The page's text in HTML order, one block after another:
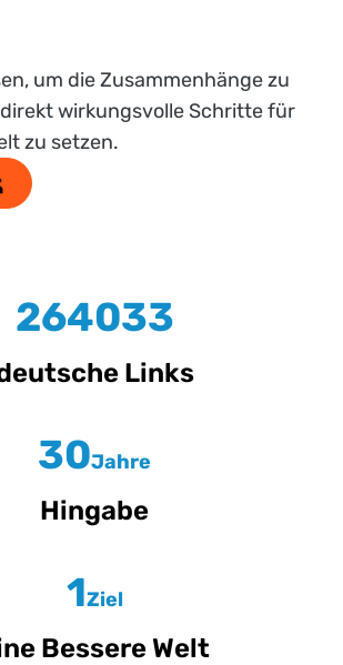
um die Zusammenhänge zu
wirkungsvolle Schritte für
zu setzen.
264033
Links
30Jahre
Hingabe
1Ziel
Bessere Welt